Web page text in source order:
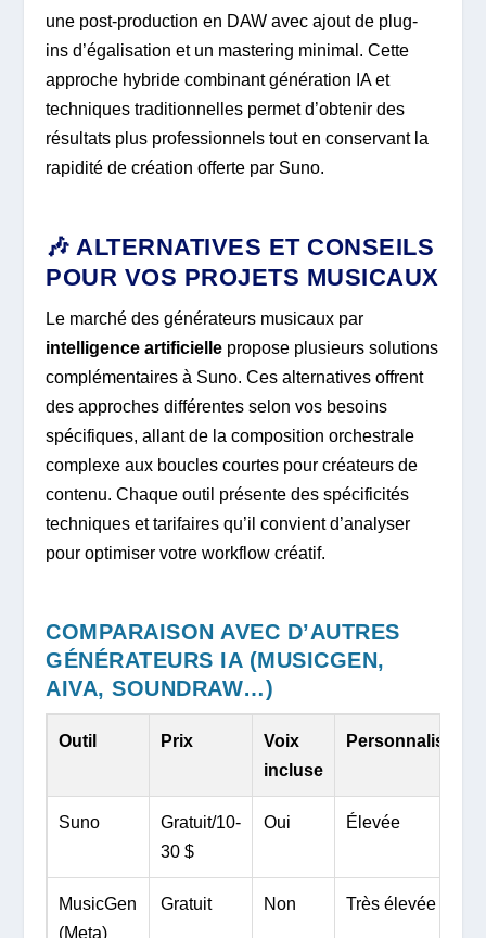
une post-production en DAW avec ajout de plug-
ins d’égalisation et un mastering minimal. Cette
approche hybride combinant génération IA et
techniques traditionnelles permet d’obtenir des
résultats plus professionnels tout en conservant la
rapidité de création offerte par Suno.
🎶 ALTERNATIVES ET CONSEILS
POUR VOS PROJETS MUSICAUX
Le marché des générateurs musicaux par
intelligence artificielle propose plusieurs solutions
complémentaires à Suno. Ces alternatives offrent
des approches différentes selon vos besoins
spécifiques, allant de la composition orchestrale
complexe aux boucles courtes pour créateurs de
contenu. Chaque outil présente des spécificités
techniques et tarifaires qu’il convient d’analyser
pour optimiser votre workflow créatif.
COMPARAISON AVEC D’AUTRES
GÉNÉRATEURS IA (MUSICGEN,
AIVA, SOUNDRAW…)
Outil Prix
Voix
incluse
Personnalisation
Suno
Gratuit/10-
30 $
Oui Élevée
MusicGen
(Meta)
Gratuit Non Très élevée